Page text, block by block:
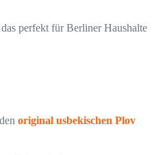
perfekt für Berliner Haushalte
original usbekischen Plov